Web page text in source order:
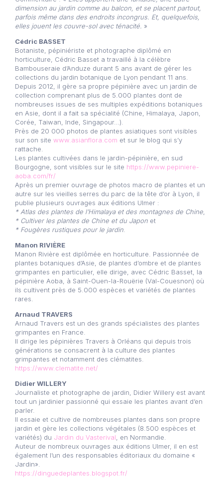
dimension au jardin comme au balcon, et se placent partout,
parfois même dans des endroits incongrus. Et, quelquefois,
elles jouent les couvre-sol avec ténacité. »
Cédric BASSET
Botaniste, pépiniériste et photographe diplômé en
horticulture, Cédric Basset a travaillé à la célèbre
Bambouseraie d’Anduze durant 5 ans avant de gérer les
collections du jardin botanique de Lyon pendant 11 ans.
Depuis 2012, il gère sa propre pépinière avec un jardin de
collection comprenant plus de 5.000 plantes dont de
nombreuses issues de ses multiples expéditions botaniques
en Asie, dont il a fait sa spécialité (Chine, Himalaya, Japon,
Corée, Taiwan, Inde, Singapour…).
Près de 20 000 photos de plantes asiatiques sont visibles
sur son site www.asianflora.com et sur le blog qui s’y
rattache.
Les plantes cultivées dans le jardin-pépinière, en sud
Bourgogne, sont visibles sur le site https://www.pepiniere-
aoba.com/fr/
Après un premier ouvrage de photos macro de plantes et un
autre sur les vieilles serres du parc de la tête d’or à Lyon, il
publie plusieurs ouvrages aux éditions Ulmer :
* Atlas des plantes de l’Himalaya et des montagnes de Chine
* Cultiver les plantes de Chine et du Japon et
* Fougères rustiques pour le jardin
Manon RIVIÈRE
Manon Rivière est diplômée en horticulture. Passionnée de
plantes botaniques d’Asie, de plantes d’ombre et de plantes
grimpantes en particulier, elle dirige, avec Cédric Basset, la
pépinière Aoba, à Saint-Ouen-la-Rouërie (Val-Couesnon) où
ils cultivent près de 5.000 espèces et variétés de plantes
rares.
Arnaud TRAVERS
Arnaud Travers est un des grands spécialistes des plantes
grimpantes en France.
Il dirige les pépinières Travers à Orléans qui depuis trois
générations se consacrent à la culture des plantes
grimpantes et notamment des clématites.
https://www.clematite.net/
Didier WILLERY
Journaliste et photographe de jardin, Didier Willery est avant
tout un jardinier passionné qui essaie les plantes avant d’en
parler.
Il essaie et cultive de nombreuses plantes dans son propre
jardin et gère les collections végétales (8.500 espèces et
variétés) du Jardin du Vasterival , en Normandie.
Auteur de nombreux ouvrages aux éditions Ulmer, il en est
également l’un des responsables éditoriaux du domaine «
Jardin».
https://dinguedeplantes.blogspot.fr/